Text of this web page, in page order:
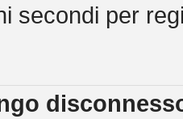
secondi per